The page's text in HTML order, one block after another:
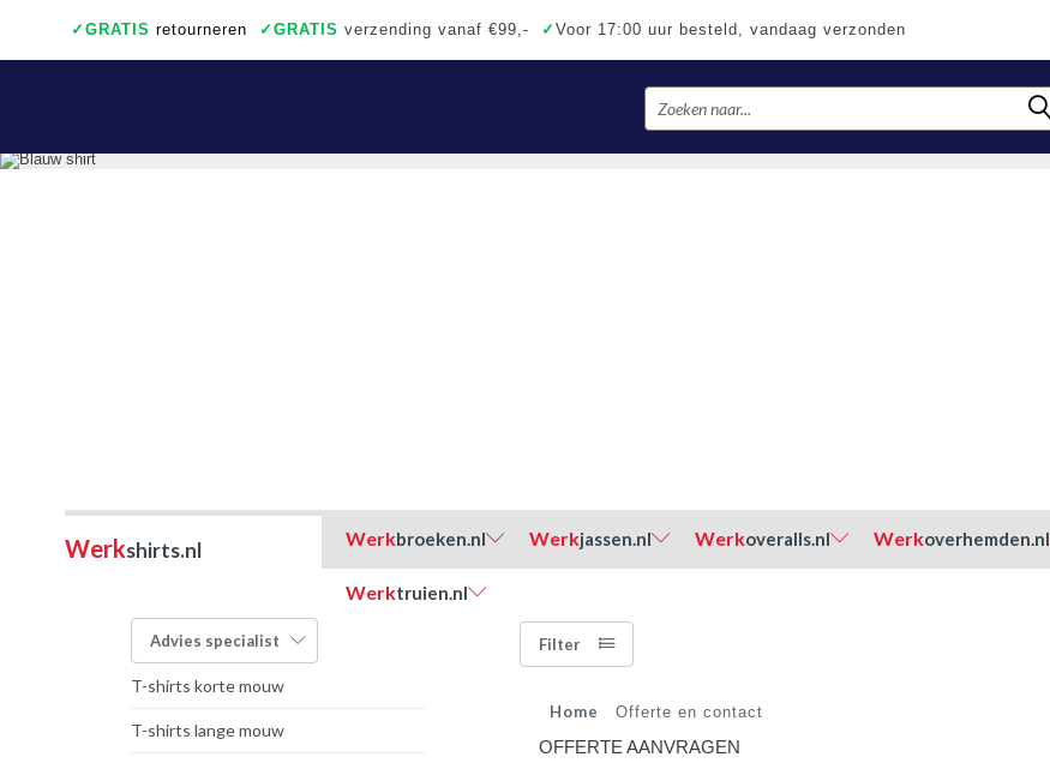
✓ GRATIS retourneren ✓ GRATIS verzending vanaf €99,- ✓ Voor 17:00 uur besteld, vandaag verzonden
Werkshirts.nl Werkbroeken.nl Werkjassen.nl Werkoveralls.nl Werkoverhemden.nl
Werktruien.nl
FILTER OP TYPE:
T-shirts korte mouw
T-shirts lange mouw
Filter
Advies specialist
Home Offerte en contact
OFFERTE AANVRAGEN